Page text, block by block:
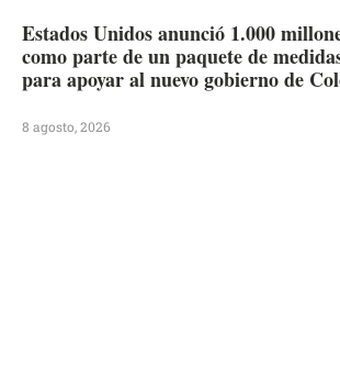
Estados Unidos anunció 1.000
como parte de un paquete de
para apoyar al nuevo gobierno de
8 agosto, 2026